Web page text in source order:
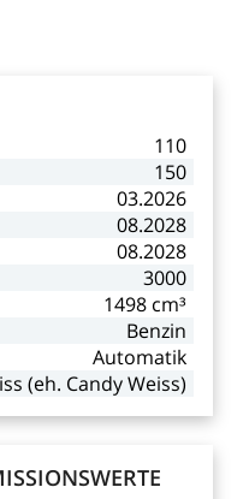
110
150
03.2026
08.2028
08.2028
3000
1498 cm³
Benzin
Automatik
(eh. CandyWeiss)